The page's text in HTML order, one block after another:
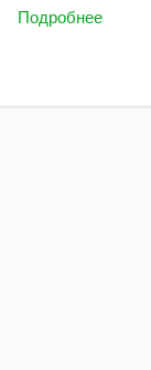
Подробнее